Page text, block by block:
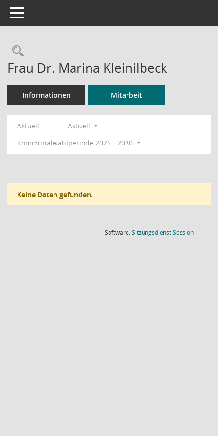
Toggle navigation
Rechercheauswahl
Frau Dr. Marina Kleinilbeck
Informationen Mitarbeit
Aktuell
Aktuell
Kommunalwahlperiode 2025 - 2030
Keine Daten gefunden.
Software:SitzungsdienstSession(Wird in